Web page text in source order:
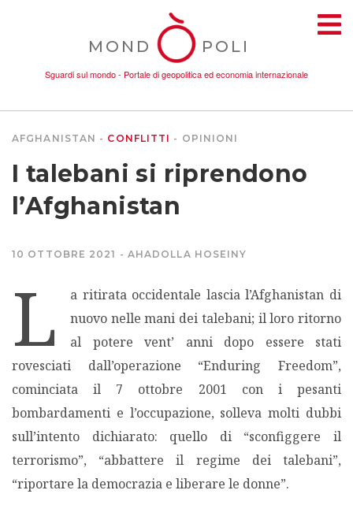
MOND POLI
Sguardi sul mondo - Portale di geopolitica ed economia internazionale
AMBIENTE
DONNE
ECONOMIA
MIGRAZIONI
AFGHANISTAN CONFLITTI OPINIONI
I talebani si riprendono
l’Afghanistan
10 OTTOBRE 2021 AHADOLLA HOSEINY
L
a ritirata occidentale lascia l’Afghanistan di
nuovo nelle mani dei talebani; il loro ritorno
al potere vent’ anni dopo essere stati
rovesciati dall’operazione “Enduring Freedom”,
cominciata il 7 ottobre 2001 con i pesanti
bombardamenti e l’occupazione, solleva molti dubbi
sull’intento dichiarato: quello di “sconfiggere il
terrorismo”, “abbattere il regime dei talebani”,
“riportare la democrazia e liberare le donne”.